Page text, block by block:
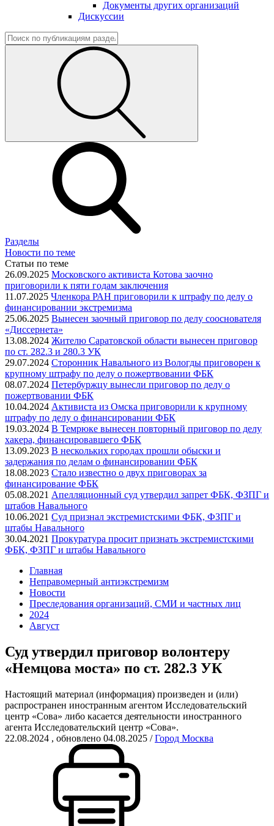
Документы других организаций
Дискуссии
Разделы
Новости по теме
Статьи по теме
26.09.2025 Московского активиста Котова заочно
приговорили к пяти годам заключения
11.07.2025 Членкора РАН приговорили к штрафу по делу о
финансировании экстремизма
25.06.2025 Вынесен заочный приговор по делу сооснователя
«Диссернета»
13.08.2024 Жителю Саратовской области вынесен приговор
по ст. 282.3 и 280.3 УК
29.07.2024 Сторонник Навального из Вологды приговорен к
крупному штрафу по делу о пожертвовании ФБК
08.07.2024 Петербуржцу вынесли приговор по делу о
пожертвовании ФБК
10.04.2024 Активиста из Омска приговорили к крупному
штрафу по делу о финансировании ФБК
19.03.2024 В Темрюке вынесен повторный приговор по делу
хакера, финансировавшего ФБК
13.09.2023 В нескольких городах прошли обыски и
задержания по делам о финансировании ФБК
18.08.2023 Стало известно о двух приговорах за
финансирование ФБК
05.08.2021 Апелляционный суд утвердил запрет ФБК, ФЗПГ и
штабов Навального
10.06.2021 Суд признал экстремистскими ФБК, ФЗПГ и
штабы Навального
30.04.2021 Прокуратура просит признать экстремистскими
ФБК, ФЗПГ и штабы Навального
Главная
Неправомерный антиэкстремизм
Новости
Преследования организаций, СМИ и частных лиц
2024
Август
Суд утвердил приговор волонтеру
«Немцова моста» по ст. 282.3 УК
Настоящий материал (информация) произведен и (или)
распространен иностранным агентом Исследовательский
центр «Сова» либо касается деятельности иностранного
агента Исследовательский центр «Сова».
22.08.2024 , обновлено 04.08.2025 /Город Москва